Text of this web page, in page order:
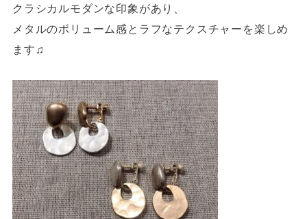
クラシカルモダンな印象があり、
メタルのボリューム感とラフなテクスチャーを楽しめ
ます♫